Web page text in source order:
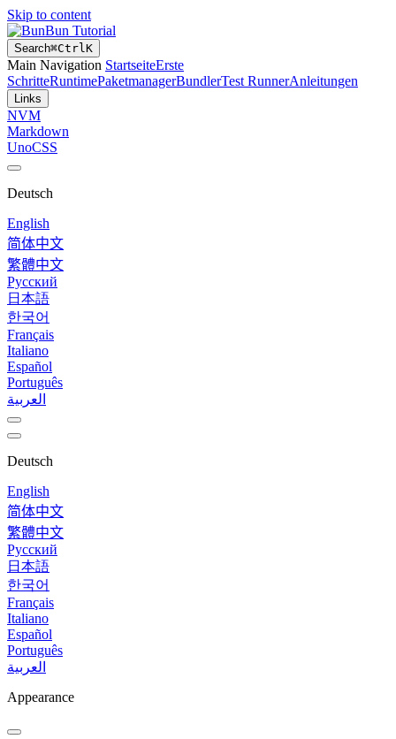
Skip to content
Bun Tutorial
Search⌘CtrlK
Main Navigation StartseiteErste
SchritteRuntimePaketmanagerBundlerTest RunnerAnleitungen
Links
NVM
Markdown
UnoCSS
Deutsch
English
简体中文
繁體中文
Русский
日本語
한국어
Français
Italiano
Español
Português
العربية
Deutsch
English
简体中文
繁體中文
Русский
日本語
한국어
Français
Italiano
Español
Português
العربية
Appearance